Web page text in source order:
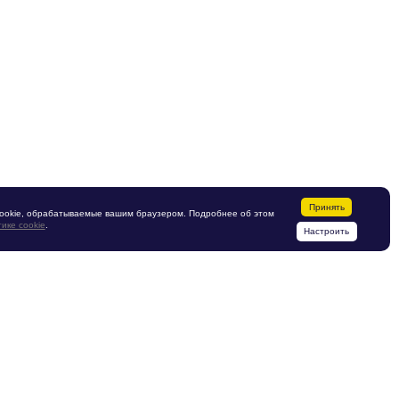
обрабатываемые вашим браузером. Подробнее об этом
cookie
Принять
Настроить